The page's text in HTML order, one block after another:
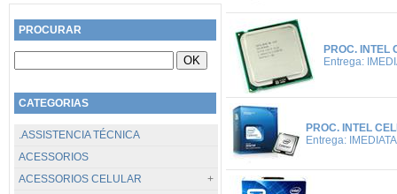
PROC. INTEL
Entrega:
PROC. INTEL
Entrega: IMEDIATA
PROCURAR
CATEGORIAS
.ASSISTENCIA TÉCNICA
ACESSORIOS
ACESSORIOS CELULAR